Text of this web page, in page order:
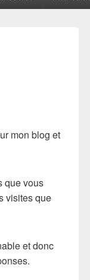
mon blog et
que vous
visites que
et donc